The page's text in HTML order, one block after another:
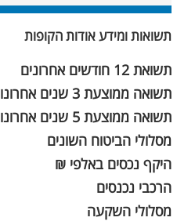
תשואות ומידע אודות הקופות
תשואת 12 חודשים אחרונים
תשואה ממוצעת 3 שנים אחרונות
תשואה ממוצעת 5 שנים אחרונות
מסלולי הביטוח השונים
היקף נכסים באלפי ₪
הרכבי נכנסים
מסלולי השקעה